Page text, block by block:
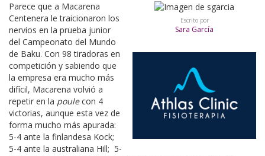
Escrito por
Sara García
Parece que a Macarena
Centenera le traicionaron los
nervios en la prueba junior
del Campeonato del Mundo
de Baku. Con 98 tiradoras en
competición y sabiendo que
la empresa era mucho más
difícil, Macarena volvió a
repetir en la poulecon 4
victorias, aunque esta vez de
forma mucho más apurada:
5-4 ante la finlandesa Kock;
5-4 ante la australiana Hill; 5-